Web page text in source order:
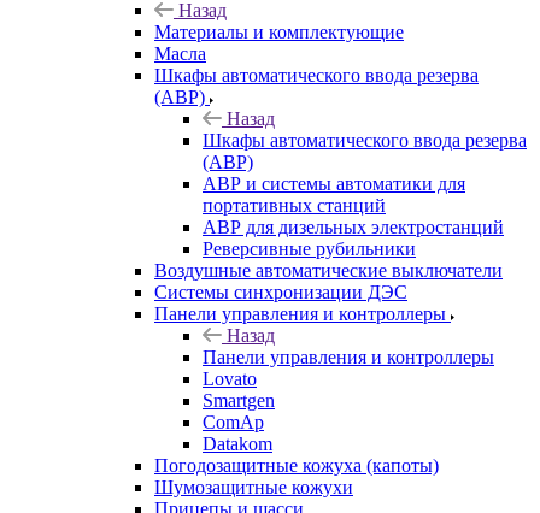
Назад
Материалы и комплектующие
Масла
Шкафы автоматического ввода резерва
(АВР)
Назад
Шкафы автоматического ввода резерва
(АВР)
АВР и системы автоматики для
портативных станций
АВР для дизельных электростанций
Реверсивные рубильники
Воздушные автоматические выключатели
Системы синхронизации ДЭС
Панели управления и контроллеры
Назад
Панели управления и контроллеры
Lovato
Smartgen
ComAp
Datakom
Погодозащитные кожуха (капоты)
Шумозащитные кожухи
Прицепы и шасси